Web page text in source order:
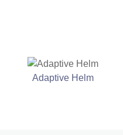
Adaptive Helm